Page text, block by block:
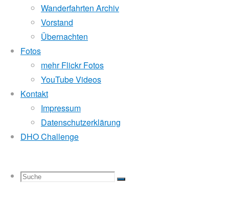
Wanderfahrten Archiv
Vorstand
Übernachten
Fotos
mehr Flickr Fotos
YouTube Videos
Kontakt
Impressum
Datenschutzerklärung
DHO Challenge
Suche
Suchen
Suche
Abrudern
2018
Donauhortmitgliedern
am
Windfinder Kuchelauer Hafen
Mitglied der
Godfrey Donauhort Club Kit
Sternfahrten Archiv
Ruderlinks-
Impressum-
nach: